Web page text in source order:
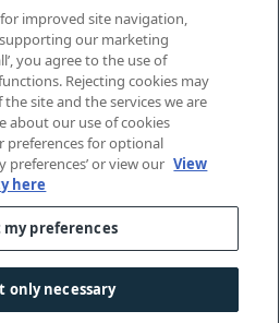
Todos os direitos reservados.
Acessibilidade
| Aviso de linguagem de gênero
improved site navigation,
our marketing
you agree to the use of
Rejecting cookies may
site and the services we are
about our use of cookies
for optional
preferences’ or view our View
here
my preferences
only necessary